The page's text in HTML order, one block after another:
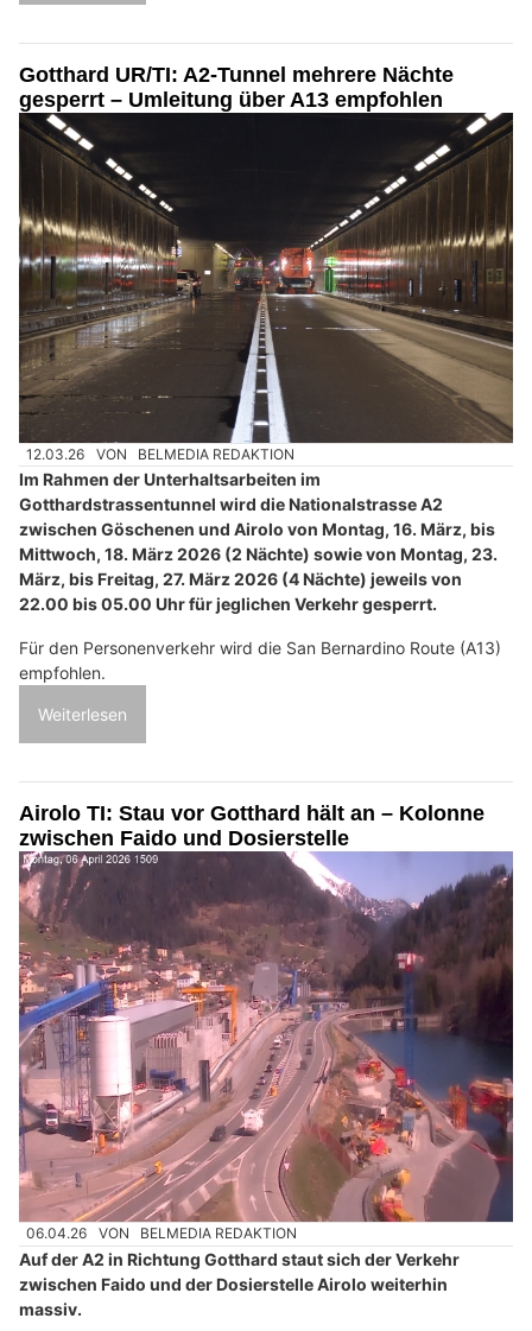
Gotthard UR/TI: A2-Tunnel mehrere Nächte
gesperrt – Umleitung über A13 empfohlen
12.03.26 VON BELMEDIA REDAKTION
Im Rahmen der Unterhaltsarbeiten im
Gotthardstrassentunnel wird die Nationalstrasse A2
zwischen Göschenen und Airolo von Montag, 16. März, bis
Mittwoch, 18. März 2026 (2 Nächte) sowie von Montag, 23.
März, bis Freitag, 27. März 2026 (4 Nächte) jeweils von
22.00 bis 05.00 Uhr für jeglichen Verkehr gesperrt.
Für den Personenverkehr wird die San Bernardino Route (A13)
empfohlen.
Weiterlesen
Airolo TI: Stau vor Gotthard hält an – Kolonne
zwischen Faido und Dosierstelle
06.04.26 VON BELMEDIA REDAKTION
Auf der A2 in Richtung Gotthard staut sich der Verkehr
zwischen Faido und der Dosierstelle Airolo weiterhin
massiv.